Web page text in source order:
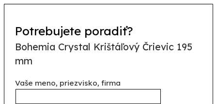
Potrebujete poradiť?
Bohemia Crystal Krištáľový Črievic 195
mm
Vaše meno, priezvisko, firma